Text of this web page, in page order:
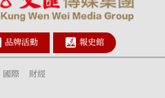
品牌活動 報史館
國際 財經